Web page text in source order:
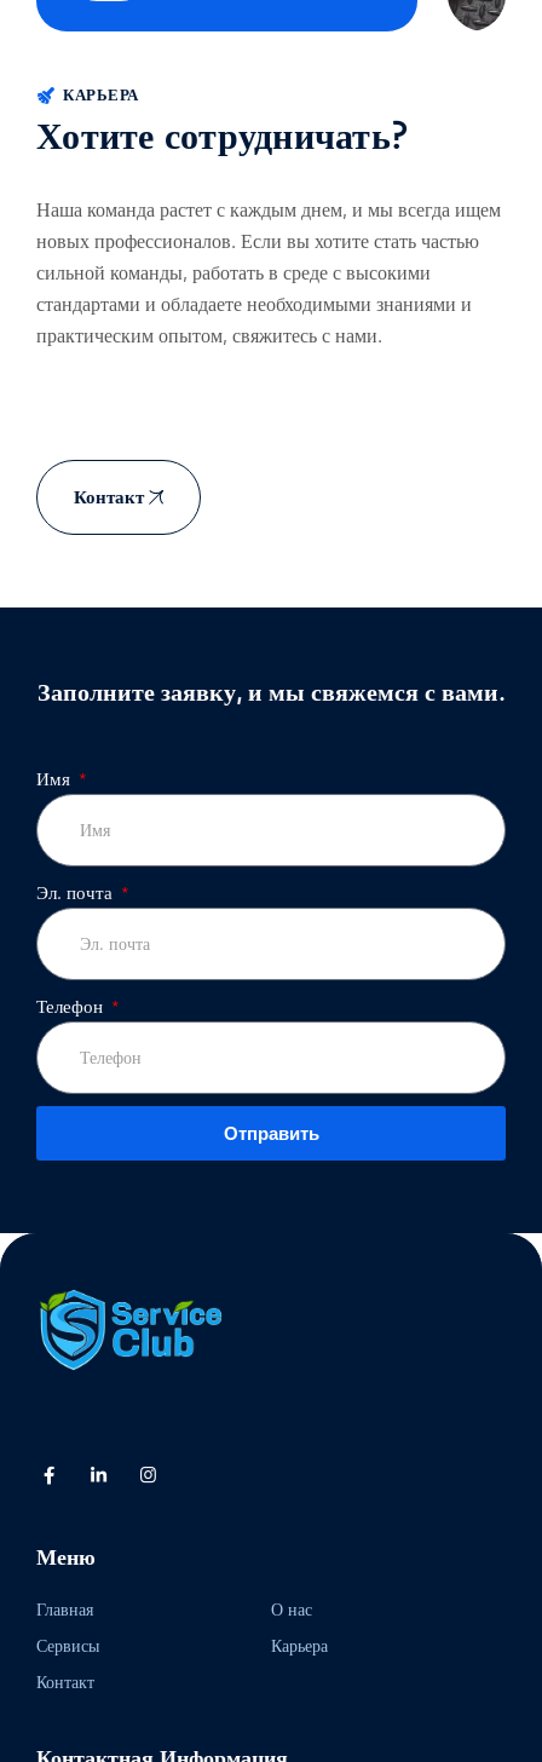
КАРЬЕРА
Хотите сотрудничать?
Наша команда растет с каждым днем, и мы всегда ищем
новых профессионалов. Если вы хотите стать частью
сильной команды, работать в среде с высокими
стандартами и обладаете необходимыми знаниями и
практическим опытом, свяжитесь с нами.
Контакт
Заполните заявку, и мы свяжемся с вами.
Имя
Эл. почта
Телефон
Отправить
Меню
Главная
О нас
Сервисы
Карьера
Контакт